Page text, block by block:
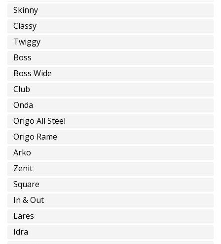
Installations
Spéciales
installation
sur
terrain
alimentation
eau
Skinny
Classy
Twiggy
Boss
Boss Wide
Club
Onda
Origo All Steel
Origo Rame
Arko
Zenit
Square
In & Out
Lares
Idra